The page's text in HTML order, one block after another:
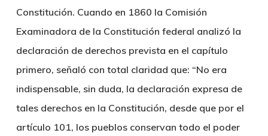
Constitución. Cuando en 1860 la Comisión
Examinadora de la Constitución federal analizó la
declaración de derechos prevista en el capítulo
primero, señaló con total claridad que: “No era
indispensable, sin duda, la declaración expresa de
tales derechos en la Constitución, desde que por el
artículo 101, los pueblos conservan todo el poder